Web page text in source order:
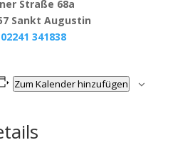
Straße 68a
Sankt Augustin
341838
Zum Kalender hinzufügen